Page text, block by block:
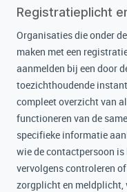
Registratieplicht
Organisaties die onder
maken met een
aanmelden bij een door
toezichthoudende
compleet overzicht van
functioneren van de
specifieke informatie
wie de contactpersoon
vervolgens controleren
zorgplicht en meldplicht,